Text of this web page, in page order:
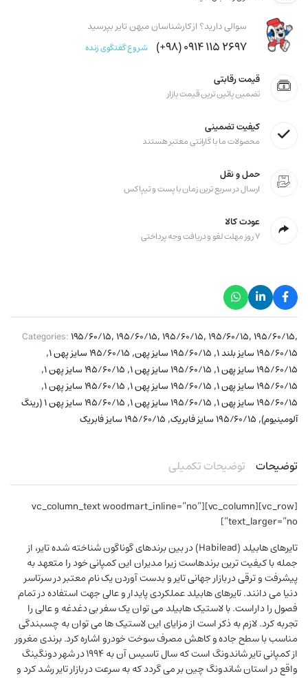
سوالی دارید؟ از کارشناسان میهن تایر بپرسید
۲۶۹۷ ۱۱۵ ۰۹۱۴ (۹۸+) شروع گفتگوی زنده
قیمت رقابتی
تضمین پائین ترین قیمت بازار
کیفیت تضمینی
محصولات ما با گارانتی معتبر هستند
حمل و نقل
ارسال در سریع ترین زمان با پست و تیپاکس
عودت کالا
۷ روز مهلت لغو و دریافت وجه پرداختی
Categories:۱۹۵/۶۰/۱۵,۱۹۵/۶۰/۱۵,۱۹۵/۶۰/۱۵,۱۹۵/۶۰/۱۵,۱۹۵/۶۰/۱۵,
۱۹۵/۶۰/۱۵ سایز بلند ۱ , ۱۹۵/۶۰/۱۵ سایز پهن , ۱۹۵/۶۰/۱۵ سایز پهن ۱ ,
۱۹۵/۶۰/۱۵ سایز پهن ۱ , ۱۹۵/۶۰/۱۵ سایز پهن ۱ , ۱۹۵/۶۰/۱۵ سایز پهن ۱ ,
۱۹۵/۶۰/۱۵ سایز پهن ۱ , ۱۹۵/۶۰/۱۵ سایز پهن ۱ , ۱۹۵/۶۰/۱۵ سایز پهن ۱ ,
۱۹۵/۶۰/۱۵ سایز پهن ۱ , ۱۹۵/۶۰/۱۵ سایز پهن ۱ ,
۱۹۵/۶۰/۱۵ سایز پهن ۱ (رینگ
آلومینیوم), ۱۹۵/۶۰/۱۵ سایز فابریک , ۱۹۵/۶۰/۱۵ سایز فابریک
توضیحات توضیحات تکمیلی
[vc_row][vc_column][vc_column_text woodmart_inline=”no”
text_larger=”no”]
تایرهای هابیلد (Habilead) در بین برندهای گوناگون شناخته شده تایر، از
جمله با کیفیت ترین برندهاست زیرا مدیران این کمپانی خود را متعهد به
پیشرفت و ترقی در بازار جهانی تایر و بدست آوردن یک نام معتبر در سرتاسر
دنیا می دانند. تایرهای هابیلد عملکردی پایدار و عالی جهت استفاده در تمام
فصول را داراست. با لاستیک هابیلد می توان یک سفر بی دغدغه و عالی را
تجربه کرد. لازم به ذکر است از مزایای این لاستیک ها می توان به چسبندگی
مناسب با سطح جاده و کاهش مصرف سوخت خودرو اشاره کرد. برندی مغرور
از کمپانی تایر شاندونگ است که سال تاسیس آن به 1994 در شهر دونگینگ
واقع در استان شاندونگ چین بر می گردد که به سرعت در بازار تایر رشد کرد و